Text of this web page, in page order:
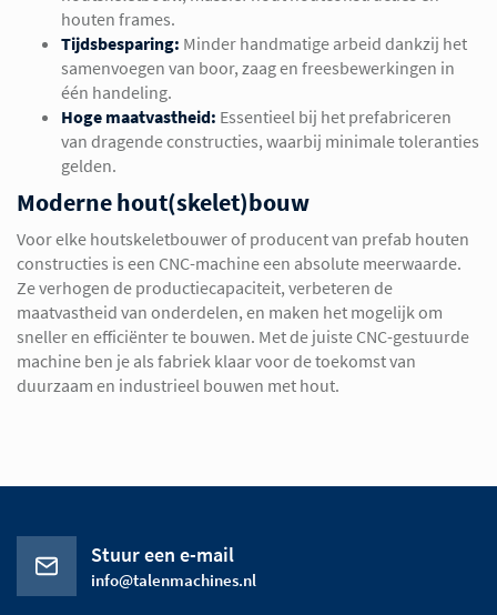
houten frames.
Tijdsbesparing: Minder handmatige arbeid dankzij het
samenvoegen van boor, zaag en freesbewerkingen in
één handeling.
Hoge maatvastheid: Essentieel bij het prefabriceren
van dragende constructies, waarbij minimale toleranties
gelden.
Moderne hout(skelet)bouw
Voor elke houtskeletbouwer of producent van prefab houten
constructies is een CNC-machine een absolute meerwaarde.
Ze verhogen de productiecapaciteit, verbeteren de
maatvastheid van onderdelen, en maken het mogelijk om
sneller en efficiënter te bouwen. Met de juiste CNC-gestuurde
machine ben je als fabriek klaar voor de toekomst van
duurzaam en industrieel bouwen met hout.
Stuur een e-mail
info@talenmachines.nl